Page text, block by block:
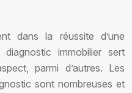
dans la réussite d’une
immobilier sert
parmi d’autres. Les
sont nombreuses et